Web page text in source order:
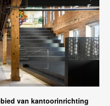
van kantoorinrichting